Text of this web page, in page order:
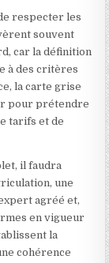
respecter les
souvent
car la définition
à des critères
la carte grise
pour prétendre
tarifs et de
il faudra
une
agréé et,
en vigueur
la
cohérence